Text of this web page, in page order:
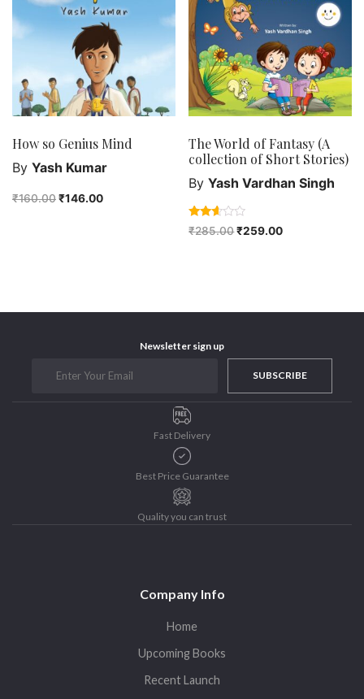
How so Genius Mind
By Yash Kumar
₹160.00₹146.00
The World of Fantasy (A
collection of Short Stories)
ByYash Vardhan Singh
Rated
2.50
₹285.00₹259.00
Newsletter sign up
SUBSCRIBE
Fast Delivery
Best Price Guarantee
Quality you can trust
Company Info
Home
Upcoming Books
Recent Launch